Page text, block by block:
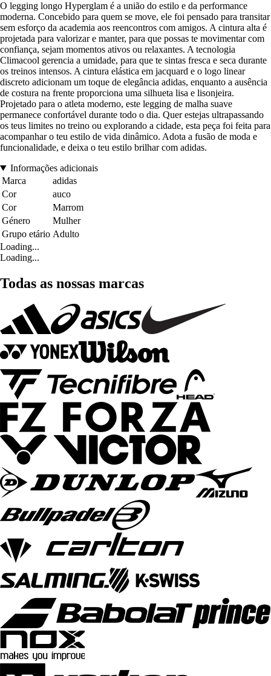
O legging longo Hyperglam é a união do estilo e da performance
moderna. Concebido para quem se move, ele foi pensado para transitar
sem esforço da academia aos reencontros com amigos. A cintura alta é
projetada para valorizar e manter, para que possas te movimentar com
confiança, sejam momentos ativos ou relaxantes. A tecnologia
Climacool gerencia a umidade, para que te sintas fresca e seca durante
os treinos intensos. A cintura elástica em jacquard e o logo linear
discreto adicionam um toque de elegância adidas, enquanto a ausência
de costura na frente proporciona uma silhueta lisa e lisonjeira.
Projetado para o atleta moderno, este legging de malha suave
permanece confortável durante todo o dia. Quer estejas ultrapassando
os teus limites no treino ou explorando a cidade, esta peça foi feita para
acompanhar o teu estilo de vida dinâmico. Adota a fusão de moda e
funcionalidade, e deixa o teu estilo brilhar com adidas.
Informações adicionais
Marca
adidas
Cor
auco
Cor
Marrom
Género
Mulher
Grupo etário Adulto
Loading...
Loading...
Todas as nossas marcas